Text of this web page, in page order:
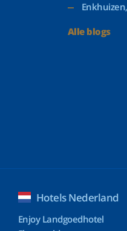
Alle blogs
Hotels Nederland
Enjoy Landgoedhotel